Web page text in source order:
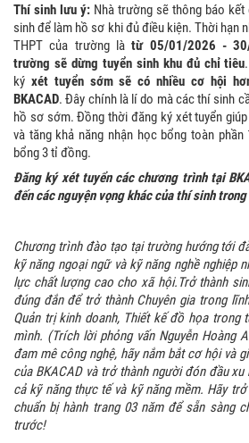
Thí sinh lưu ý: Nhà trường sẽ thông báo
sinh để làm hồ sơ khi đủ điều kiện. Thời hạn
THPT của trường làtừ 05/01/2026 -
trường sẽ dừng tuyển sinh khu đủ chỉ tiêu
ký xét tuyển sớm sẽ có nhiều cơ hội
BKACAD. Đây chính là lí do mà các thí sinh
hồ sơ sớm. Đồng thời đăng ký xét tuyển
và tăng khả năng nhận học bổng toàn
bổng 3 tỉ đồng.
Đăng ký xét tuyển các chương trình tại
đến các nguyện vọng khác của thí sinh
Chương trình đào tạo tại trường hướng tới
kỹ năng ngoại ngữ và kỹ năng nghề nghiệp
lực chất lượng cao cho xã hội.Trở thành
đúng đắn để trở thành Chuyên gia trong
Quản trị kinh doanh, Thiết kế đồ họa trong
mình. (Trích lời phỏng vấn Nguyễn Hoàng
đam mê công nghệ, hãy nắm bắt cơ hội và
của BKACAD và trở thành người đón đầu
cả kỹ năng thực tế và kỹ năng mềm. Hãy
chuẩn bị hành trang 03 năm để sẵn sàng
trước!